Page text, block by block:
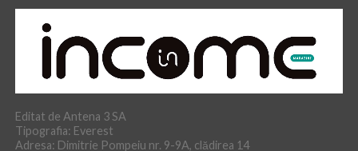
Editat de Antena 3 SA
Tipografia: Everest
Adresa: Dimitrie Pompeiu nr. 9-9A, clădirea 14